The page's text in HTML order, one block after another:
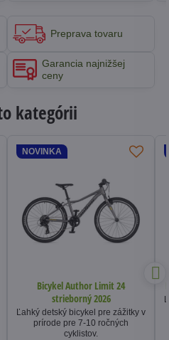
Preprava tovaru
Garancia najnižšej
ceny
kategórii
NOVINKA
Bicykel Author Limit 24
strieborný 2026
Ľahký detský bicykel pre zážitky v
prírode pre 7-10 ročných
cyklistov.